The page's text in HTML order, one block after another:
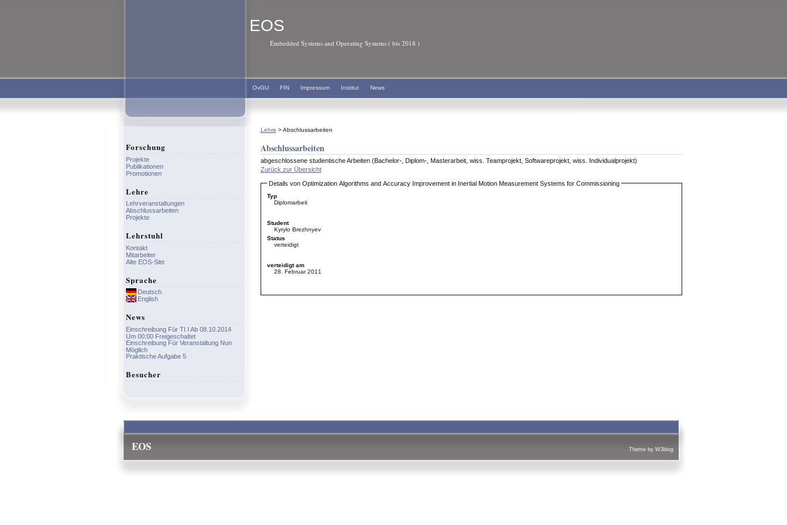
EOS
Embedded Systems and Operating Systems ( bis 2018 )
OvGU FIN Impressum Institut News
Lehre > Abschlussarbeiten
Abschlussarbeiten
abgeschlossene studentische Arbeiten (Bachelor-, Diplom-, Masterarbeit, wiss. Teamprojekt, Softwareprojekt, wiss. Individualprojekt)
Zurück zur Übersicht
Details von Optimization Algorithms and Accuracy Improvement in Inertial Motion Measurement Systems for Commissioning
Typ
Diplomarbeit
Student
Kyrylo Brezhnyev
Status
verteidigt
verteidigt am
28. Februar 2011
Forschung
Projekte
Publikationen
Promotionen
Lehre
Lehrveranstaltungen
Abschlussarbeiten
Projekte
Lehrstuhl
Kontakt
Mitarbeiter
Alte EOS-Site
Sprache
Deutsch
English
News
Einschreibung Für TI I Ab 08.10.2014
Um 00:00 Freigeschaltet
Einschreibung Für Veranstaltung Nun
Möglich
Praktische Aufgabe 5
Besucher
EOS Theme by W3blog